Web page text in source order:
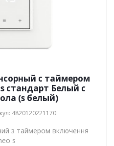
с таймером
стандарт Белый с
(s белый)
4820120221170
з таймером включення
s